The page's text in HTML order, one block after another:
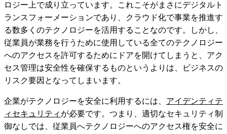
ロジー上で成り立っています。これこそがまさにデジタルト
ランスフォーメーションであり、クラウド化で事業を推進す
る数多くのテクノロジーを活用することなのです。しかし、
従業員が業務を行うために使用している全てのテクノロジー
へのアクセスを許可するためにドアを開けてしまうと、アク
セス管理は安全性を確保するものというよりは、ビジネスの
リスク要因となってしまいます。
企業がテクノロジーを安全に利用するには、 アイデンティテ
ィセキュリティ が必要です。つまり、適切なセキュリティ制
御なしでは、従業員へテクノロジーへのアクセス権を安全に